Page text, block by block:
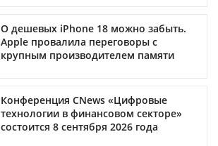
О дешевых iPhone 18 можно забыть.
Apple провалила переговоры с
крупным производителем памяти
Конференция CNews «Цифровые
технологии в финансовом секторе»
состоится 8 сентября 2026 года